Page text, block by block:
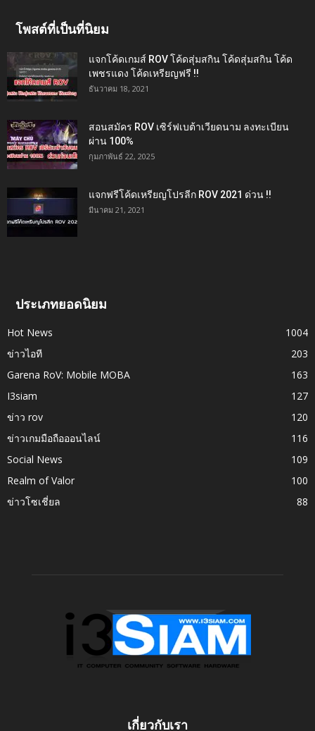
โพสต์ที่เป็นที่นิยม
แจกโค้ดเกมส์ ROV โค้ดสุ่มสกิน โค้ดสุ่มสกิน โค้ด
เพชรแดง โค้ดเหรียญฟรี !!
ธันวาคม 18, 2021
สอนสมัคร ROV เซิร์ฟเบต้าเวียดนาม ลงทะเบียน
ผ่าน 100%
กุมภาพันธ์ 22, 2025
แจกฟรีโค้ดเหรียญโปรลีก ROV 2021 ด่วน !!
มีนาคม 21, 2021
ประเภทยอดนิยม
Hot News
1004
ข่าวไอที
203
Garena RoV: Mobile MOBA
163
I3siam
127
ข่าว rov
120
ข่าวเกมมือถือออนไลน์
116
Social News
109
Realm of Valor
100
ข่าวโซเชี่ยล
88
เกี่ยวกับเรา